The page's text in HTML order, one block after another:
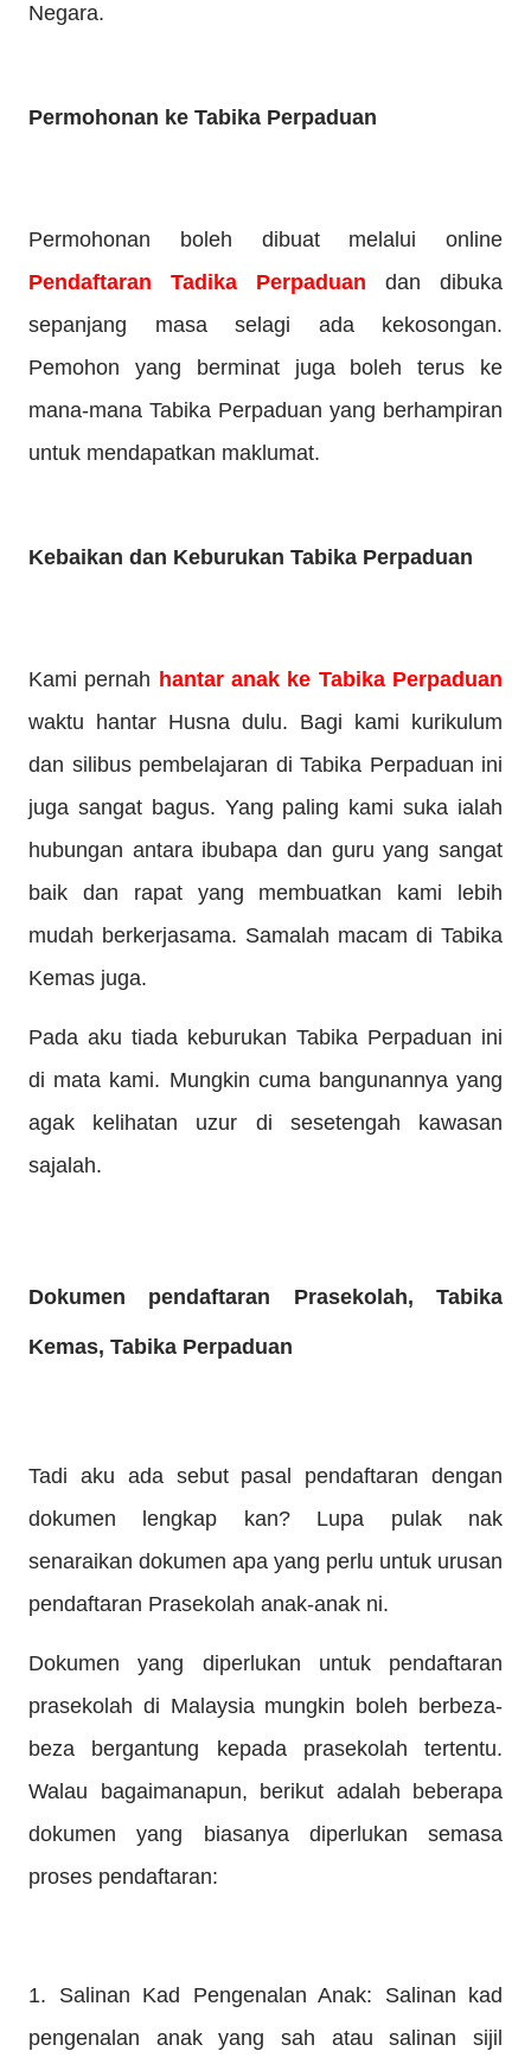
Negara.
Permohonan ke Tabika Perpaduan
Permohonan boleh dibuat melalui online
Pendaftaran Tadika Perpaduan dan dibuka
sepanjang masa selagi ada kekosongan.
Pemohon yang berminat juga boleh terus ke
mana-mana Tabika Perpaduan yang berhampiran
untuk mendapatkan maklumat.
Kebaikan dan Keburukan Tabika Perpaduan
Kami pernah hantar anak ke Tabika Perpaduan
waktu hantar Husna dulu. Bagi kami kurikulum
dan silibus pembelajaran di Tabika Perpaduan ini
juga sangat bagus. Yang paling kami suka ialah
hubungan antara ibubapa dan guru yang sangat
baik dan rapat yang membuatkan kami lebih
mudah berkerjasama. Samalah macam di Tabika
Kemas juga.
Pada aku tiada keburukan Tabika Perpaduan ini
di mata kami. Mungkin cuma bangunannya yang
agak kelihatan uzur di sesetengah kawasan
sajalah.
Dokumen pendaftaran Prasekolah, Tabika
Kemas, Tabika Perpaduan
Tadi aku ada sebut pasal pendaftaran dengan
dokumen lengkap kan? Lupa pulak nak
senaraikan dokumen apa yang perlu untuk urusan
pendaftaran Prasekolah anak-anak ni.
Dokumen yang diperlukan untuk pendaftaran
prasekolah di Malaysia mungkin boleh berbeza-
beza bergantung kepada prasekolah tertentu.
Walau bagaimanapun, berikut adalah beberapa
dokumen yang biasanya diperlukan semasa
proses pendaftaran:
1. Salinan Kad Pengenalan Anak: Salinan kad
pengenalan anak yang sah atau salinan sijil